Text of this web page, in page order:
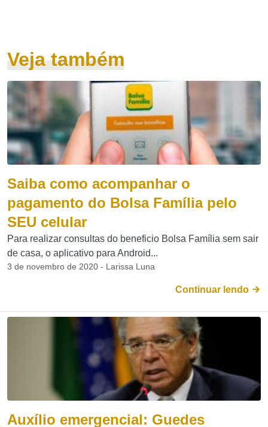
Veja também
Saiba como acompanhar o
pagamento do Bolsa Família pelo
SEU celular
Para realizar consultas do beneficio Bolsa Família sem sair
de casa, o aplicativo para Android...
3 de novembro de 2020 - Larissa Luna
Continuar lendo
Auxílio emergencial: Guedes